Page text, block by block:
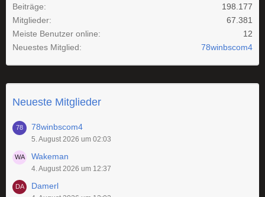
Beiträge
198.177
Mitglieder
67.381
Meiste Benutzer online
12
Neuestes Mitglied
78winbscom4
Neueste Mitglieder
78winbscom4
5. August 2026 um 02:03
Wakeman
4. August 2026 um 12:37
Damerl